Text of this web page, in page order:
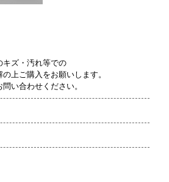
キズ・汚れ等での
上ご購入をお願いします。
い合わせください。